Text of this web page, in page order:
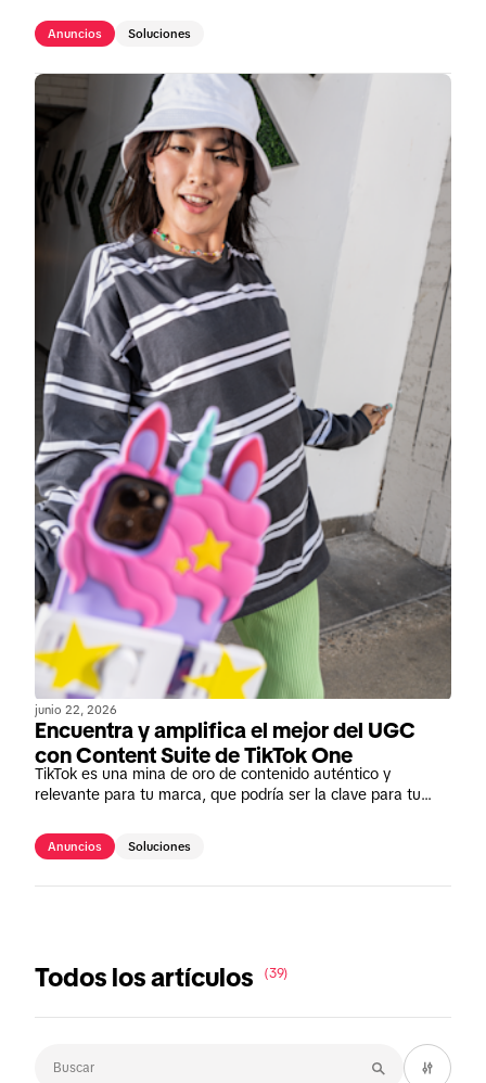
Anuncios Soluciones
junio 22, 2026
Encuentra y amplifica el mejor del UGC
con Content Suite de TikTok One
TikTok es una mina de oro de contenido auténtico y
relevante para tu marca, que podría ser la clave para tu
acceder a él.
Anuncios Soluciones
Todos los artículos (39)